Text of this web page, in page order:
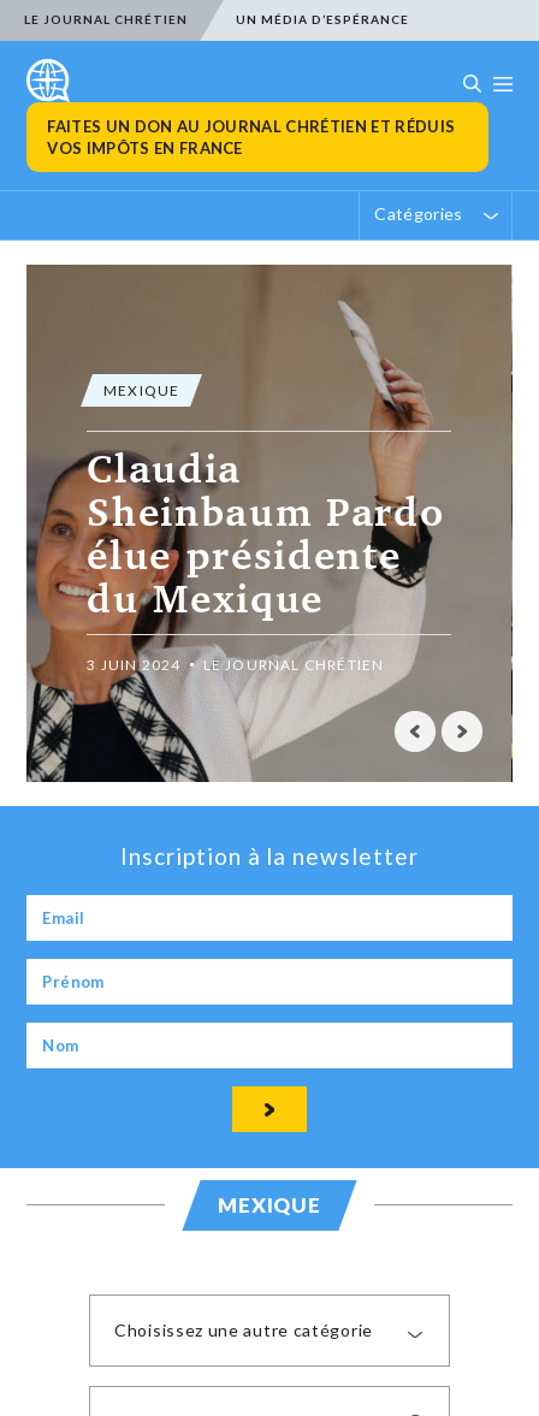
LE JOURNAL CHRÉTIEN UN MÉDIA D’ESPÉRANCE
FAITES UN DON AU JOURNAL CHRÉTIEN ET RÉDUIS
VOS IMPÔTS EN FRANCE
Catégories
Le corps du
journaliste Luis
Martin Sanchez
Iniguez retrouvé
dans l’ouest du
Mexique
9 JUILLET 2023 LE JOURNAL CHRÉTIEN
Inscription à la newsletter
MEXIQUE
Choisissez une autre catégorie